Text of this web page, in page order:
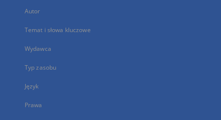
Autor
Temat i słowa kluczowe
Wydawca
Typ zasobu
Język
Prawa